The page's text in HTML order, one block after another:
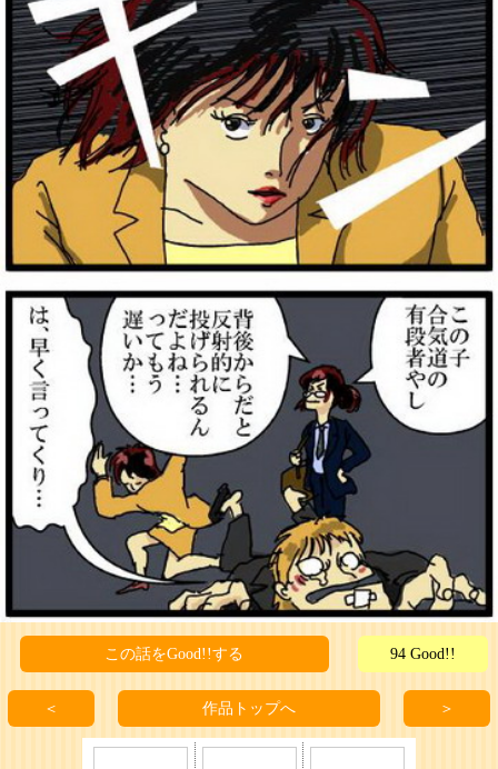
この話をGood!!する 94 Good!!
＜ 作品トップへ ＞